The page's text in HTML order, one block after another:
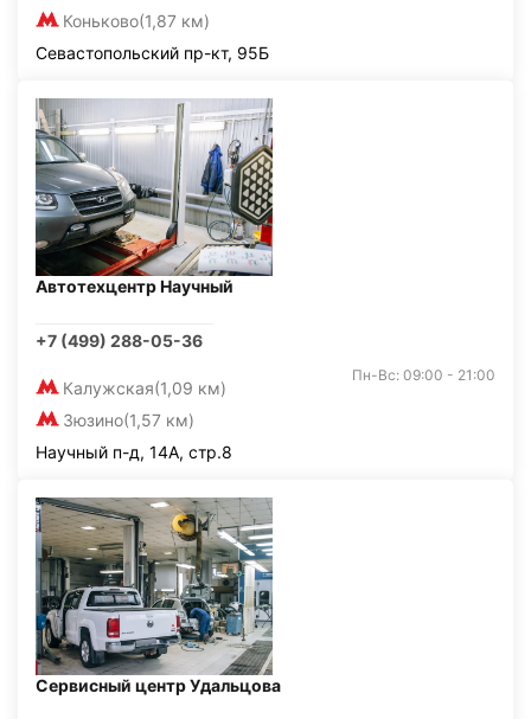
Коньково(1,87 км)
Севастопольский пр-кт, 95Б
Автотехцентр Научный
+7 (499) 288-05-36
Калужская(1,09 км)
Зюзино(1,57 км)
Пн-Вс: 09:00 - 21:00
Научный п-д, 14А, стр.8
Сервисный центр Удальцова